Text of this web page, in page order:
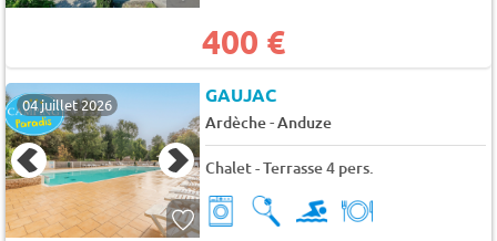
400 €
04 juillet 2026 GAUJAC
Ardèche-Anduze
Chalet - Terrasse 4 pers.